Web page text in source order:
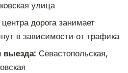
улица
центра дорога занимает
в зависимости от трафика
выезда: Севастопольская,